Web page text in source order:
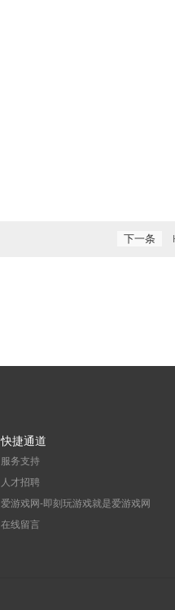
下一条
快捷通道
服务支持
人才招聘
爱游戏网-即刻玩游戏就是爱游戏网
在线留言